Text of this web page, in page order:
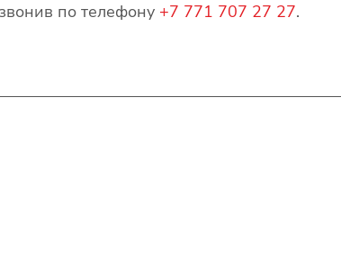
по телефону +7 771 707 27 27.